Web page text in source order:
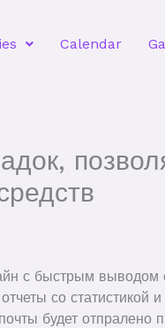
Calendar
с быстрым выводом
со статистикой и
будет отпралено